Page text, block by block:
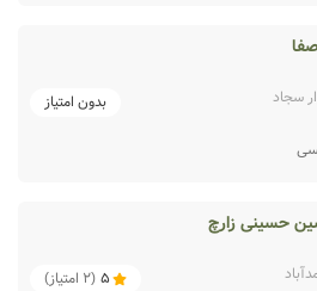
سجاد بدون امتیاز
حسینی زارچ
5
(
2 امتیاز)